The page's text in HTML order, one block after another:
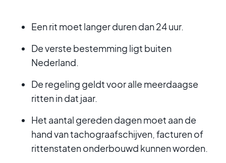
Een rit moet langer duren dan 24 uur.
De verste bestemming ligt buiten
Nederland.
De regeling geldt voor alle meerdaagse
ritten in dat jaar.
Het aantal gereden dagen moet aan de
hand van tachograafschijven, facturen of
rittenstaten onderbouwd kunnen worden.